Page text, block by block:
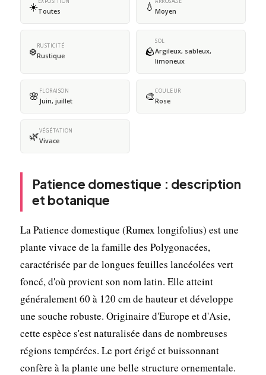
☀️Toutes 💧 Moyen
❄️RUSTICITÉ
Rustique 🪨
SOL
Argileux, sableux,
limoneux
🌸 FLORAISON
Juin, juillet 🎨COULEUR
Rose
🌿VÉGÉTATION
Vivace
Patience domestique : description
et botanique
La Patience domestique (Rumex longifolius) est une
plante vivace de la famille des Polygonacées,
caractérisée par de longues feuilles lancéolées vert
foncé, d'où provient son nom latin. Elle atteint
généralement 60 à 120 cm de hauteur et développe
une souche robuste. Originaire d'Europe et d'Asie,
cette espèce s'est naturalisée dans de nombreuses
régions tempérées. Le port érigé et buissonnant
confère à la plante une belle structure ornementale.